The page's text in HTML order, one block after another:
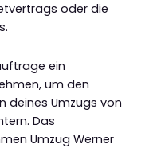
oder die
ein
um den
deines Umzugs von
Das
Umzug Werner